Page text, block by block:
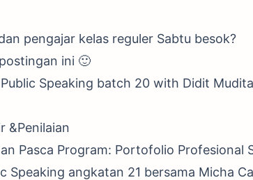
pengajar kelas reguler Sabtu besok?
ini 🙂
Speaking batch 20 with Didit Mudita
&Penilaian
Pasca Program: Portofolio Profesional
Speaking angkatan 21 bersama Micha